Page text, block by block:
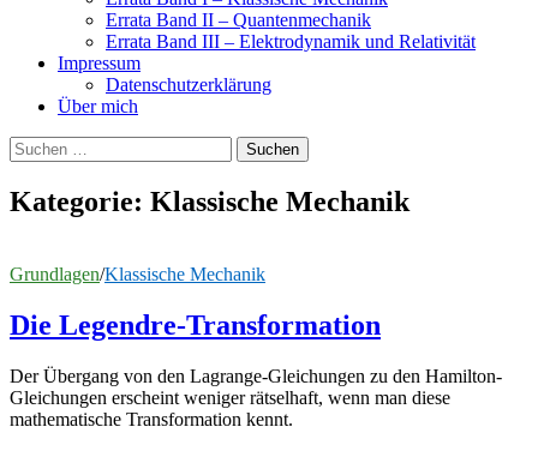
Errata Band II – Quantenmechanik
Errata Band III – Elektrodynamik und Relativität
Impressum
Datenschutzerklärung
Über mich
Suchen
nach:
Kategorie: Klassische Mechanik
Grundlagen/Klassische Mechanik
Die Legendre-Transformation
Der Übergang von den Lagrange-Gleichungen zu den Hamilton-
Gleichungen erscheint weniger rätselhaft, wenn man diese
mathematische Transformation kennt.